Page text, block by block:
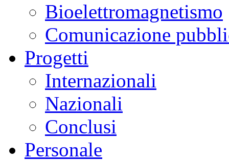
Bioelettromagnetismo
Comunicazione
Progetti
Internazionali
Nazionali
Conclusi
Personale